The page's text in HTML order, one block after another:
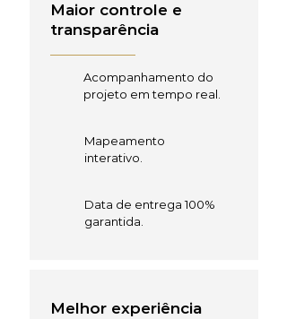
Maior controle e
transparência
Acompanhamento do
projeto em tempo real.
Mapeamento
interativo.
Data de entrega 100%
garantida.
Melhor experiência